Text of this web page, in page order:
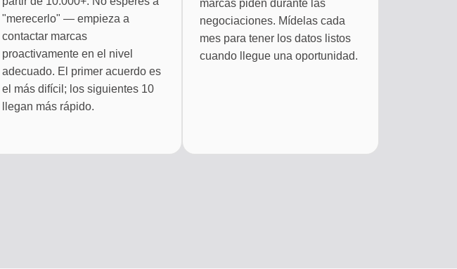
"merecerlo" — empieza a
contactar marcas
proactivamente en el nivel
adecuado. El primer acuerdo es
el más difícil; los siguientes 10
llegan más rápido.
marcas piden durante las
negociaciones. Mídelas cada
mes para tener los datos listos
cuando llegue una oportunidad.